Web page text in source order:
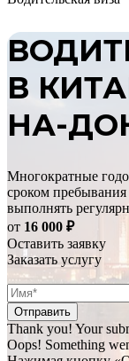
В
НА-
Многократные
сроком
выполнять
от 16 000 ₽
Оставить заявку
Заказать услугу
Thank you! Your
Oops! Something